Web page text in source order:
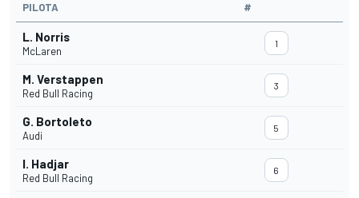
PILOTA #
L. Norris
McLaren
1
M. Verstappen
Red Bull Racing
3
G. Bortoleto
Audi
5
I. Hadjar
Red Bull Racing
6